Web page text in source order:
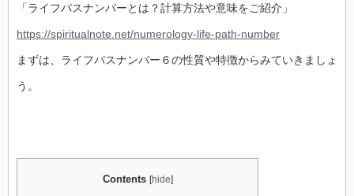
「ライフパスナンバーとは？計算方法や意味をご紹介」
https://spiritualnote.net/numerology-life-path-number
まずは、ライフパスナンバー６の性質や特徴からみていきましょ
う。
Contents [hide]